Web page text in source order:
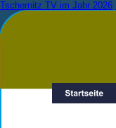
Tschernitz TV im Jahr 2026